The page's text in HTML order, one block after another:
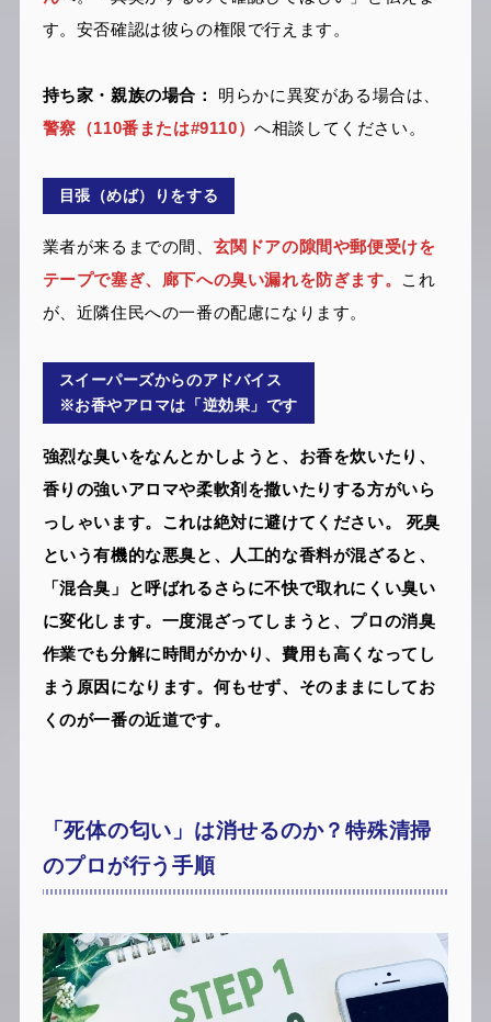
す。安否確認は彼らの権限で行えます。
持ち家・親族の場合：
明らかに異変がある場合は、
警察（110番または#9110）へ相談してください。
目張（めば）りをする
業者が来るまでの間、 玄関ドアの隙間や郵便受けを
テープで塞ぎ、廊下への臭い漏れを防ぎます。
これ
が、近隣住民への一番の配慮になります。
スイーパーズからのアドバイス
※お香やアロマは「逆効果」です
強烈な臭いをなんとかしようと、お香を炊いたり、
香りの強いアロマや柔軟剤を撒いたりする方がいら
っしゃいます。これは絶対に避けてください。 死臭
という有機的な悪臭と、人工的な香料が混ざると、
「混合臭」と呼ばれるさらに不快で取れにくい臭い
に変化します。一度混ざってしまうと、プロの消臭
作業でも分解に時間がかかり、費用も高くなってし
まう原因になります。何もせず、そのままにしてお
くのが一番の近道です。
「死体の匂い」は消せるのか？特殊清掃
のプロが行う手順